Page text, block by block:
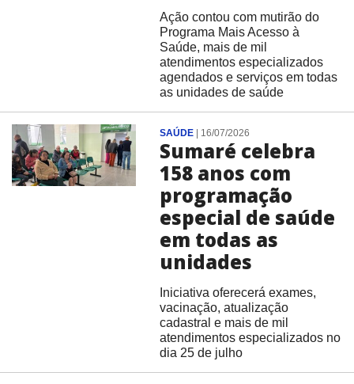
Ação contou com mutirão do
Programa Mais Acesso à
Saúde, mais de mil
atendimentos especializados
agendados e serviços em todas
as unidades de saúde
SAÚDE| 16/07/2026
Sumaré celebra
158 anos com
programação
especial de saúde
em todas as
unidades
Iniciativa oferecerá exames,
vacinação, atualização
cadastral e mais de mil
atendimentos especializados no
dia 25 de julho